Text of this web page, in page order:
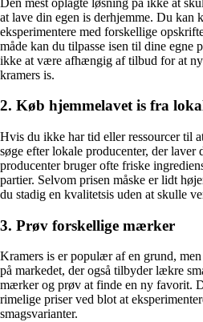
at lave din egen is derhjemme. Du kan
eksperimentere med forskellige
måde kan du tilpasse isen til dine egne
ikke at være afhængig af tilbud for at
kramers is.
2. Køb hjemmelavet is fra
Hvis du ikke har tid eller ressourcer til
søge efter lokale producenter, der laver
producenter bruger ofte friske
partier. Selvom prisen måske er lidt
du stadig en kvalitetsis uden at skulle
3. Prøv forskellige mærker
Kramers is er populær af en grund,
på markedet, der også tilbyder lækre
mærker og prøv at finde en ny favorit.
rimelige priser ved blot at
smagsvarianter.